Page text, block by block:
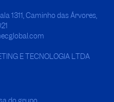
1311, Caminho das Árvores,
E TECNOLOGIA LTDA